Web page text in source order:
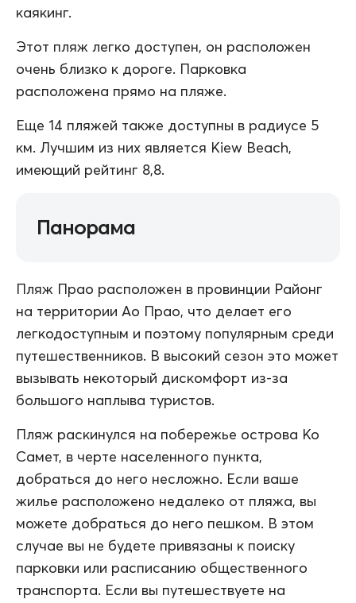
каякинг.
Этот пляж легко доступен, он расположен
очень близко к дороге. Парковка
расположена прямо на пляже.
Еще 14 пляжей также доступны в радиусе 5
км. Лучшим из них является Kiew Beach,
имеющий рейтинг 8,8.
Панорама
Пляж Прао расположен в провинции Районг
на территории Ао Прао, что делает его
легкодоступным и поэтому популярным среди
путешественников. В высокий сезон это может
вызывать некоторый дискомфорт из-за
большого наплыва туристов.
Пляж раскинулся на побережье острова Ко
Самет, в черте населенного пункта,
добраться до него несложно. Если ваше
жилье расположено недалеко от пляжа, вы
можете добраться до него пешком. В этом
случае вы не будете привязаны к поиску
парковки или расписанию общественного
транспорта. Если вы путешествуете на